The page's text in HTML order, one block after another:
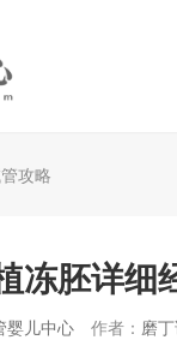
攻略
冻胚详细
婴儿中心 作者： 磨